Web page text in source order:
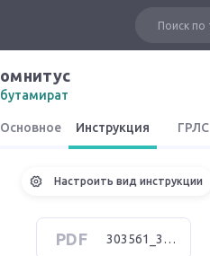
омнитус
бутамират
Основное Инструкция ГРЛС
Настроить вид инструкции
PDF 303561_3.pdf